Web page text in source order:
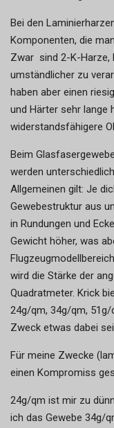
Bei den
Komponenten, die
Zwar sind 2-K-Harze,
umständlicher zu
haben aber einen
und Härter sehr lange
widerstandsfähigere
Beim
werden
Allgemeinen gilt: Je
Gewebestruktur aus
in Rundungen und
Gewicht höher, was
wird die Stärke der
Quadratmeter. Krick
24g/qm, 34g/qm,
Zweck etwas dabei
Für meine Zwecke
einen Kompromiss
24g/qm ist mir zu
ich das Gewebe 34g/